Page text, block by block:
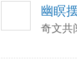
幽瞑
奇文共